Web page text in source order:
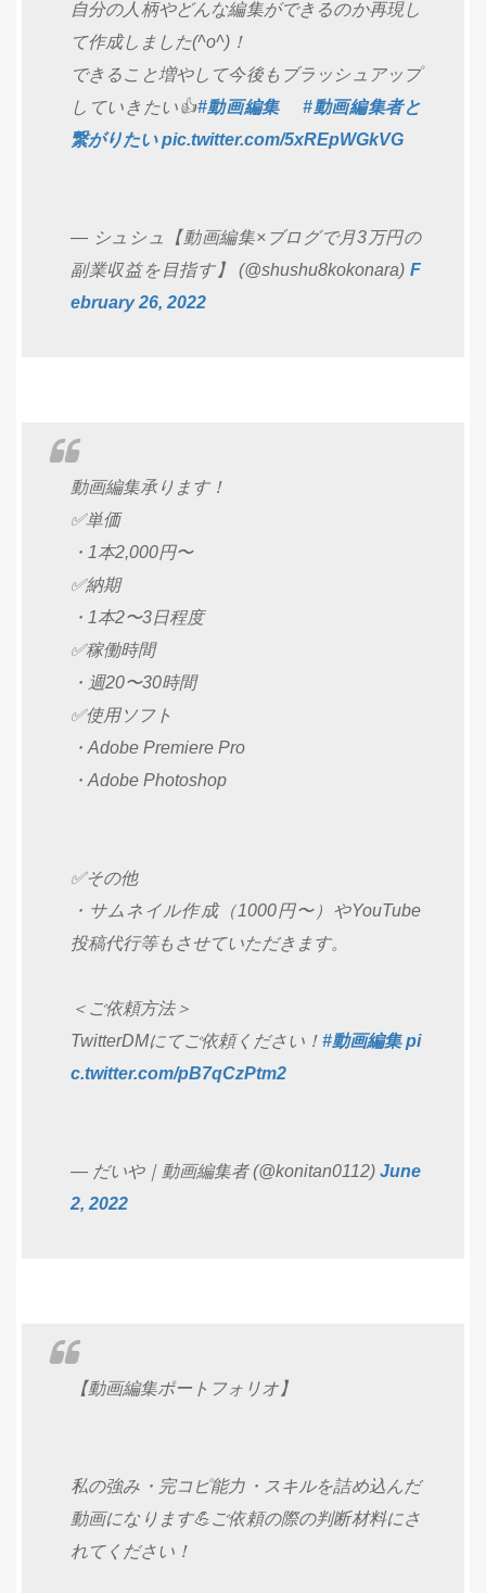
自分の人柄やどんな編集ができるのか再現し
て作成しました(^o^)！
できること増やして今後もブラッシュアップ
していきたい👍#動画編集
#動画編集者と
繋がりたい pic.twitter.com/5xREpWGkVG
— シュシュ【動画編集×ブログで月3万円の
副業収益を目指す】 (@shushu8kokonara) F
ebruary 26, 2022
動画編集承ります！
✅単価
・1本2,000円〜
✅納期
・1本2〜3日程度
✅稼働時間
・週20〜30時間
✅使用ソフト
・Adobe Premiere Pro
・Adobe Photoshop
✅その他
・サムネイル作成（1000円〜）やYouTube
投稿代行等もさせていただきます。
＜ご依頼方法＞
TwitterDMにてご依頼ください！ #動画編集 pi
c.twitter.com/pB7qCzPtm2
— だいや｜動画編集者 (@konitan0112) June
2, 2022
【動画編集ポートフォリオ】
私の強み・完コピ能力・スキルを詰め込んだ
動画になります💪ご依頼の際の判断材料にさ
れてください！